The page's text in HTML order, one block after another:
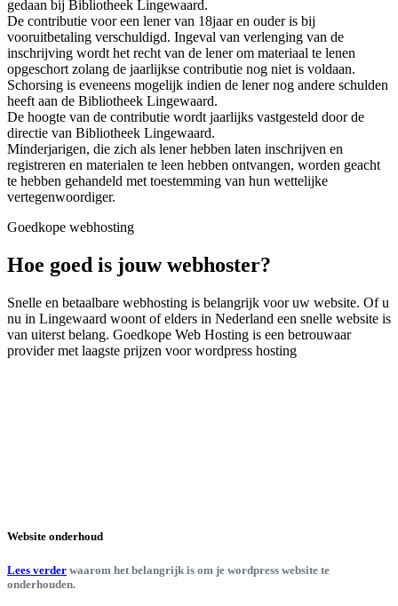
gedaan bij Bibliotheek Lingewaard.
De contributie voor een lener van 18jaar en ouder is bij
vooruitbetaling verschuldigd. Ingeval van verlenging van de
inschrijving wordt het recht van de lener om materiaal te lenen
opgeschort zolang de jaarlijkse contributie nog niet is voldaan.
Schorsing is eveneens mogelijk indien de lener nog andere schulden
heeft aan de Bibliotheek Lingewaard.
De hoogte van de contributie wordt jaarlijks vastgesteld door de
directie van Bibliotheek Lingewaard.
Minderjarigen, die zich als lener hebben laten inschrijven en
registreren en materialen te leen hebben ontvangen, worden geacht
te hebben gehandeld met toestemming van hun wettelijke
vertegenwoordiger.
Goedkope webhosting
Hoe goed is jouw webhoster?
Snelle en betaalbare webhosting is belangrijk voor uw website. Of u
nu in Lingewaard woont of elders in Nederland een snelle website is
van uiterst belang. Goedkope Web Hosting is een betrouwaar
provider met laagste prijzen voor wordpress hosting
Website onderhoud
Lees verder waarom het belangrijk is om je wordpress website te
onderhouden.